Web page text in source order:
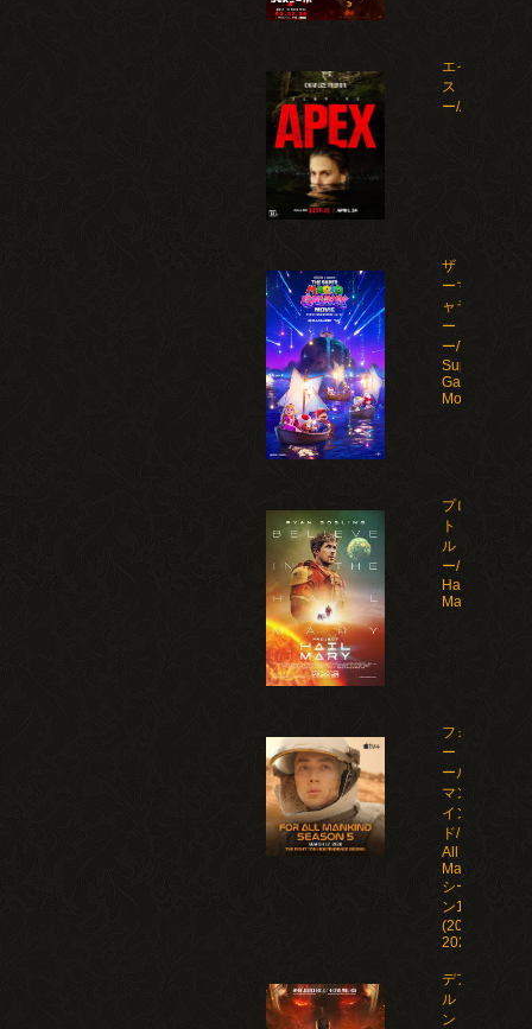
エイペック
ス・プレデタ
ー/
ザ・スーパ
ーマリオギ
ャラクシ
ー・ムービ
ー/The
Super Mario
Galaxy
Movie(2026)
プロジェク
ト・ヘイ
ル・メアリ
ー/Project
Hail
Mary(2026)
フォ
ー・オ
ール・
マンカ
イン
ド/For
All
Mankind
シーズ
ン1-5
(2019-
2026)
デアデビ
ル：ボー
ン・アゲイ